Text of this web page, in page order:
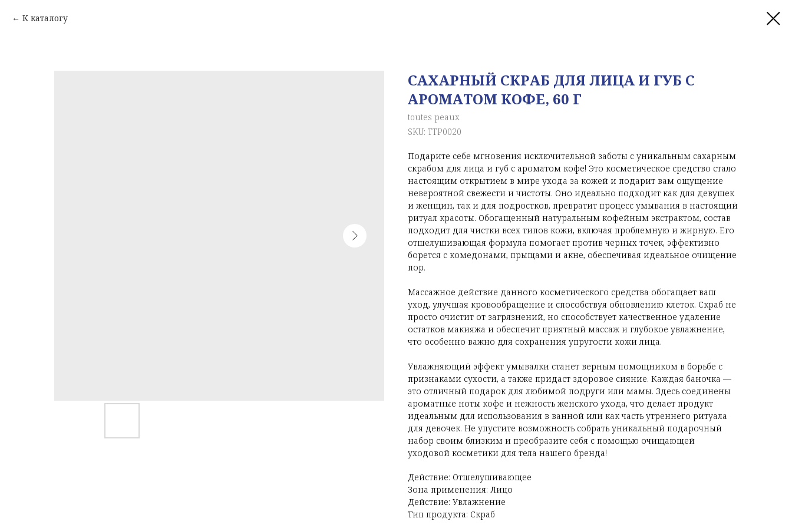
К каталогу
САХАРНЫЙ СКРАБ ДЛЯ ЛИЦА И ГУБ С
АРОМАТОМ КОФЕ, 60 Г
toutes peaux
SKU: TTP0020
Подарите себе мгновения исключительной заботы с уникальным сахарным
скрабом для лица и губ с ароматом кофе! Это косметическое средство стало
настоящим открытием в мире ухода за кожей и подарит вам ощущение
невероятной свежести и чистоты. Оно идеально подходит как для девушек
и женщин, так и для подростков, превратит процесс умывания в настоящий
ритуал красоты. Обогащенный натуральным кофейным экстрактом, состав
подходит для чистки всех типов кожи, включая проблемную и жирную. Его
отшелушивающая формула помогает против черных точек, эффективно
борется с комедонами, прыщами и акне, обеспечивая идеальное очищение
пор.
Массажное действие данного косметического средства обогащает ваш
уход, улучшая кровообращение и способствуя обновлению клеток. Скраб не
просто очистит от загрязнений, но способствует качественное удаление
остатков макияжа и обеспечит приятный массаж и глубокое увлажнение,
что особенно важно для сохранения упругости кожи лица.
Увлажняющий эффект умывалки станет верным помощником в борьбе с
признаками сухости, а также придаст здоровое сияние. Каждая баночка —
это отличный подарок для любимой подруги или мамы. Здесь соединены
ароматные ноты кофе и нежность женского ухода, что делает продукт
идеальным для использования в ванной или как часть утреннего ритуала
для девочек. Не упустите возможность собрать уникальный подарочный
набор своим близким и преобразите себя с помощью очищающей
уходовой косметики для тела нашего бренда!
Действие: Отшелушивающее
Зона применения: Лицо
Действие: Увлажнение
Тип продукта: Скраб